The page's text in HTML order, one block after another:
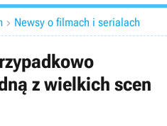
 Newsy o filmach i serialach
z wielkich scen